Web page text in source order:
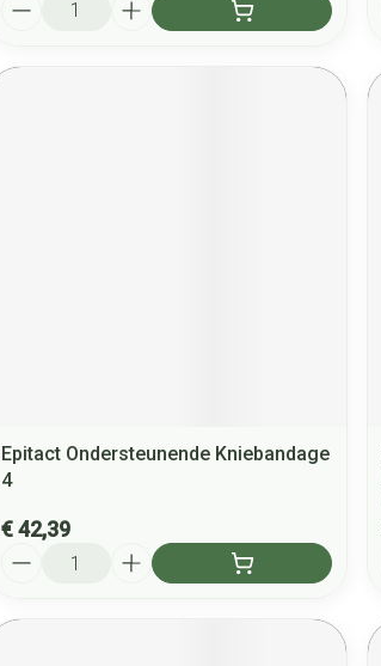
Epitact Ondersteunende Kniebandage
4
€ 42,39